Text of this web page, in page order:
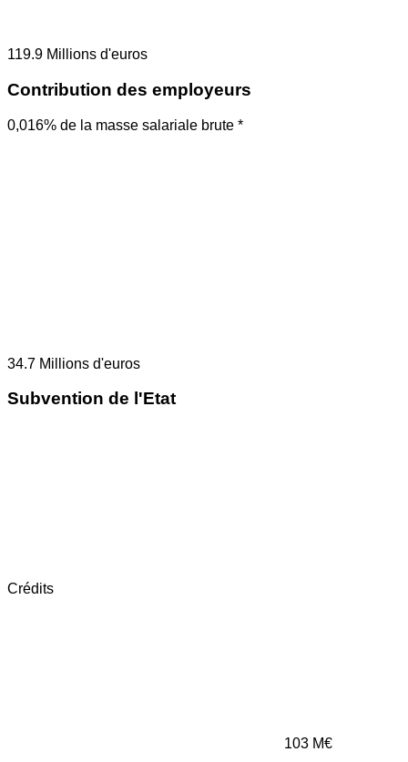
119.9 Millions d'euros
Contribution des employeurs
0,016% de la masse salariale brute *
34.7 Millions d'euros
Subvention de l'Etat
Crédits
103 M€